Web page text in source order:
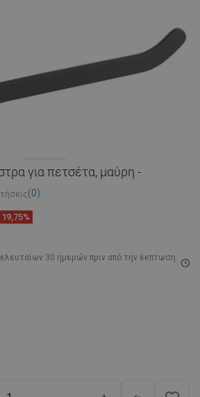
για πετσέτα, μαύρη -
(0)
19,75%
30 ημερών πριν από την έκπτωση: